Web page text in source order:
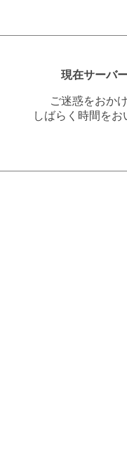
現在サーバ
ご迷惑をおか
しばらく時間を